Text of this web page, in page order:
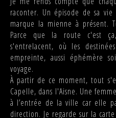
raconter. Un épisode de sa
marque la mienne à présent.
Parce que la route c'est
s'entrelacent, où les
empreinte, aussi éphémère
voyage.
À partir de ce moment, tout
Capelle, dans l'Aisne. Une
à l’entrée de la ville car elle
direction. Je regarde sur la